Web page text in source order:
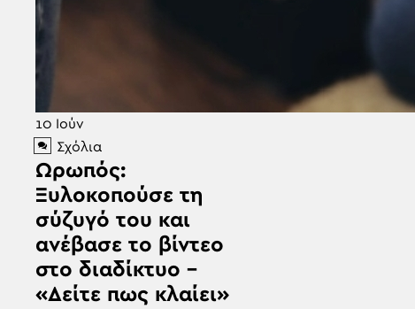
10 Ιούν
Σχόλια
Ωρωπός:
Ξυλοκοπούσε τη
σύζυγό του και
ανέβασε το βίντεο
στο διαδίκτυο –
«Δείτε πως κλαίει»